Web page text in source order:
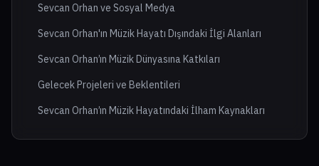
Sevcan Orhan ve Sosyal Medya
Sevcan Orhan'ın Müzik Hayatı Dışındaki İlgi Alanları
Sevcan Orhan’ın Müzik Dünyasına Katkıları
Gelecek Projeleri ve Beklentileri
Sevcan Orhan’ın Müzik Hayatındaki İlham Kaynakları